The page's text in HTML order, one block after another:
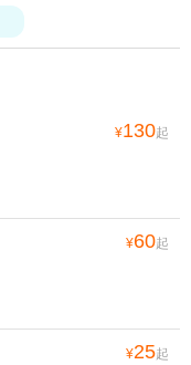
¥130起
¥60起
¥25起